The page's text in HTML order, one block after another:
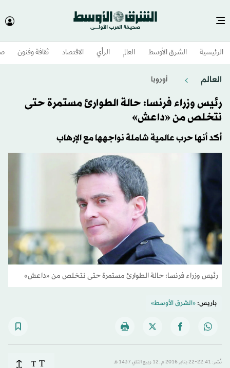
الرئيسية الشرق الأوسط​ العالم الرأي الاقتصاد ثقافة وفنون
العالم أوروبا
رئيس وزراء فرنسا: حالة الطوارئ مستمرة حتى
نتخلص من «داعش»
أكد أنها حرب عالمية شاملة نواجهها مع الإرهاب
رئيس وزراء فرنسا: حالة الطوارئ مستمرة حتى نتخلص من «داعش»
باريس:«الشرق الأوسط»
نُشر: 22:41-22 يناير 2016 م ـ 12 ربيع الثاني 1437 هـ T
T